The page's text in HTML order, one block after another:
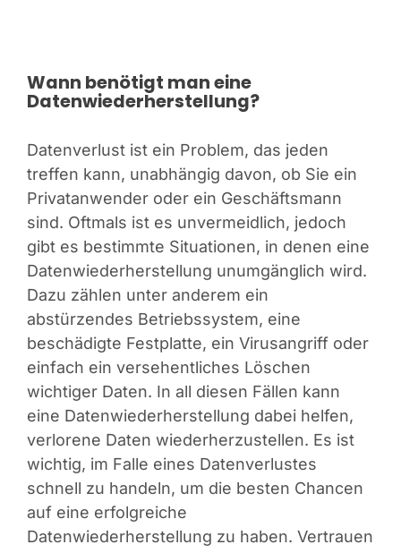
Wann benötigt man eine
Datenwiederherstellung?
Datenverlust ist ein Problem, das jeden
treffen kann, unabhängig davon, ob Sie ein
Privatanwender oder ein Geschäftsmann
sind. Oftmals ist es unvermeidlich, jedoch
gibt es bestimmte Situationen, in denen eine
Datenwiederherstellung unumgänglich wird.
Dazu zählen unter anderem ein
abstürzendes Betriebssystem, eine
beschädigte Festplatte, ein Virusangriff oder
einfach ein versehentliches Löschen
wichtiger Daten. In all diesen Fällen kann
eine Datenwiederherstellung dabei helfen,
verlorene Daten wiederherzustellen. Es ist
wichtig, im Falle eines Datenverlustes
schnell zu handeln, um die besten Chancen
auf eine erfolgreiche
Datenwiederherstellung zu haben. Vertrauen